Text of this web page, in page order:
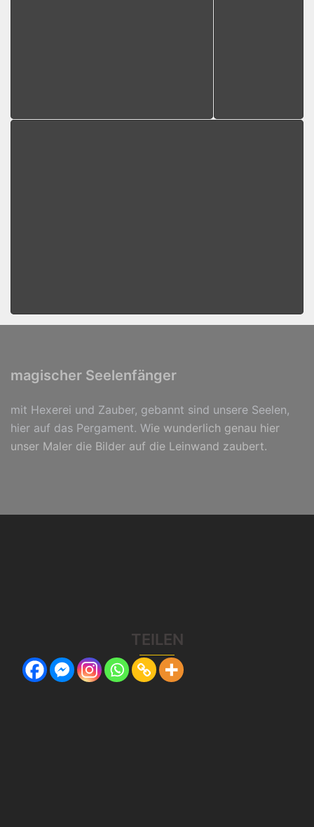
magischer Seelenfänger
mit Hexerei und Zauber, gebannt sind unsere Seelen,
hier auf das Pergament. Wie wunderlich genau hier
unser Maler die Bilder auf die Leinwand zaubert.
TEILEN